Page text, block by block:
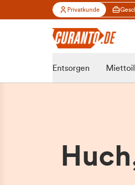
Privatkunde
Entsorgen